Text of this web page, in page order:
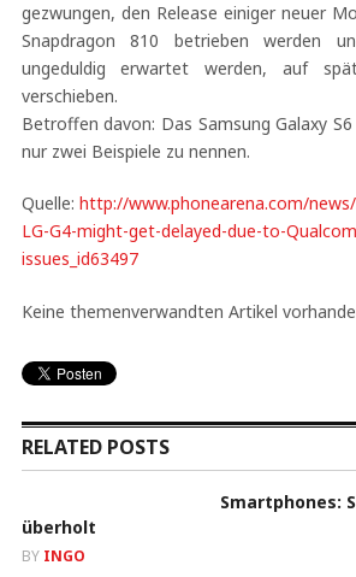
gezwungen, den Release einiger neuer
Snapdragon 810 betrieben werden
ungeduldig erwartet werden, auf
verschieben.
Betroffen davon: Das Samsung Galaxy
nur zwei Beispiele zu nennen.
Quelle: http://www.phonearena.com/news/
LG-G4-might-get-delayed-due-to-
issues_id63497
Keine themenverwandten Artikel
RELATED POSTS
Smartphones:
überholt
BY INGO